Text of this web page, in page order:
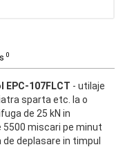
0
EPC-107FLCT - utilaje
sparta etc. la o
de 25 kN in
miscari pe minut
deplasare in timpul